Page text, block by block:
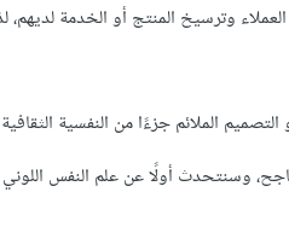
وترسيخ المنتج أو الخدمة
الملائم جزءًا من النفسية
وسنتحدث أولًا عن علم النفس اللوني